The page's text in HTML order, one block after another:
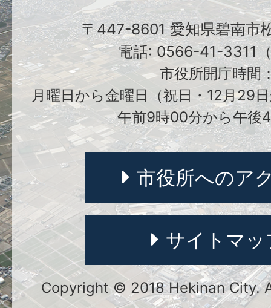
〒447-8601 愛知県碧南市
電話: 0566-41-3311
市役所開庁時間
月曜日から金曜日（祝日・12月29
午前9時00分から午後
市役所へのア
サイトマッ
Copyright © 2018 Hekinan City.